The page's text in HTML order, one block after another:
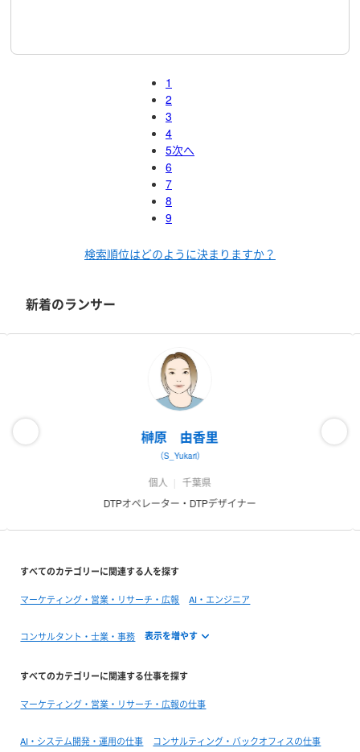
1
2
3
4
5
6
7
8
9
次へ
検索順位はどのように決まりますか？
新着のランサー
榊原 由香里
（S_Yukari）
個人
千葉県
DTPオペレーター・DTPデザイナー
すべてのカテゴリーに関連する人を探す
マーケティング・営業・リサーチ・広報 AI・エンジニア
コンサルタント・士業・事務
すべてのカテゴリーに関連する仕事を探す
マーケティング・営業・リサーチ・広報の仕事
AI・システム開発・運用の仕事 コンサルティング・バックオフィスの仕事